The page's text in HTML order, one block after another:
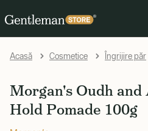
Acasă Cosmetice Îngrijire păr
Morgan's Oudh
Hold Pomade 100g